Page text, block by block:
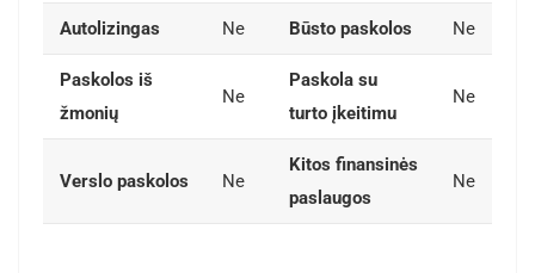
Autolizingas Ne Būsto paskolos Ne
Paskolos iš
žmonių
Ne
Paskola su
turto įkeitimu
Ne
Verslo paskolos Ne
Kitos finansinės
paslaugos
Ne